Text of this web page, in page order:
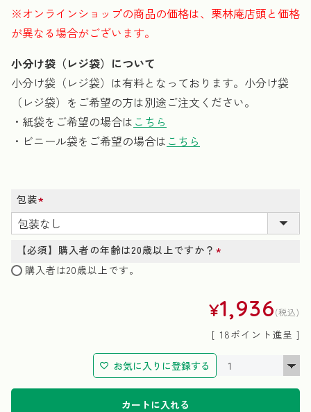
※オンラインショップの商品の価格は、栗林庵店頭と価格
が異なる場合がございます。
小分け袋（レジ袋）について
小分け袋（レジ袋）は有料となっております。小分け袋
（レジ袋）をご希望の方は別途ご注文ください。
・紙袋をご希望の場合は こちら
・ビニール袋をご希望の場合は こちら
包装
(必
須)
【必須】購入者の年齢は20歳以上ですか？
購入者は20歳以上です。
¥1,936 税込
[ 18ポイント進呈 ]
お気に入りに登録する
カートに入れる